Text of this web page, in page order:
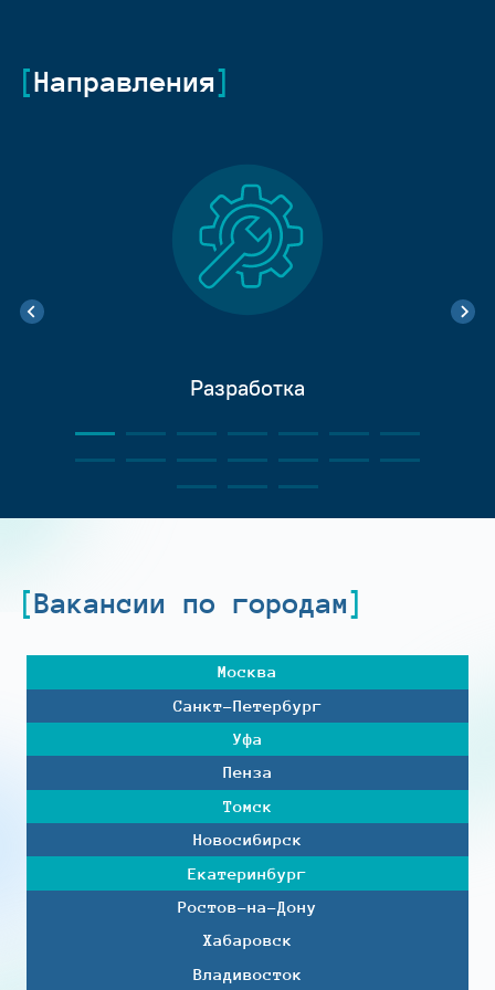
Направления
Разработка
Вакансии по городам
Москва
Санкт-Петербург
Уфа
Пенза
Томск
Новосибирск
Екатеринбург
Ростов-на-Дону
Хабаровск
Владивосток